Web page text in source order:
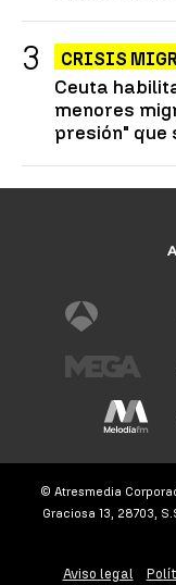
CRISIS
Ceuta
menores
presión"
© Atresmedia
Graciosa 13, 28703,
Aviso legal